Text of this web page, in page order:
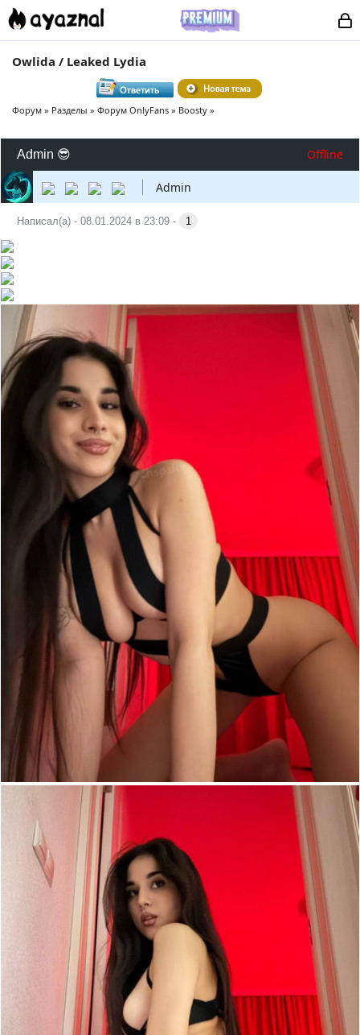
Owlida / Leaked Lydia
Форум » Разделы » Форум OnlyFans » Boosty »
Admin 😎 Offline
Admin
Написал(а) - 08.01.2024 в 23:09 - 1